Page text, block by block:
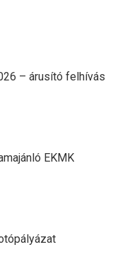
– árusító felhívás
EKMK